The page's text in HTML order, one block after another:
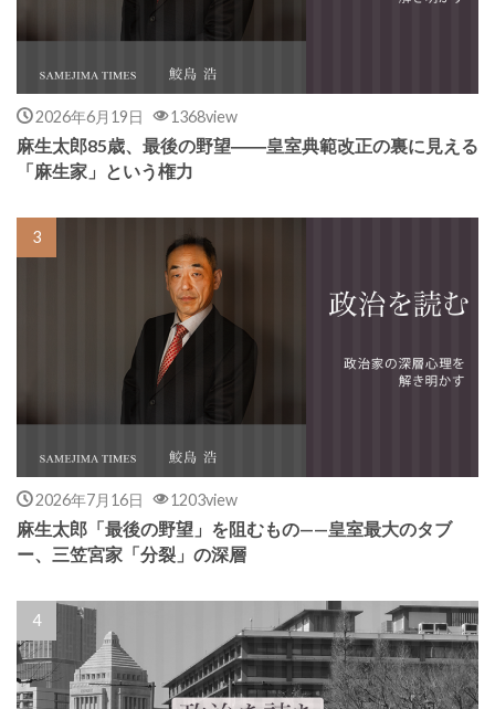
2026年6月19日 1368view
麻生太郎85歳、最後の野望――皇室典範改正の裏に見える
「麻生家」という権力
2026年7月16日 1203view
麻生太郎「最後の野望」を阻むもの——皇室最大のタブ
ー、三笠宮家「分裂」の深層